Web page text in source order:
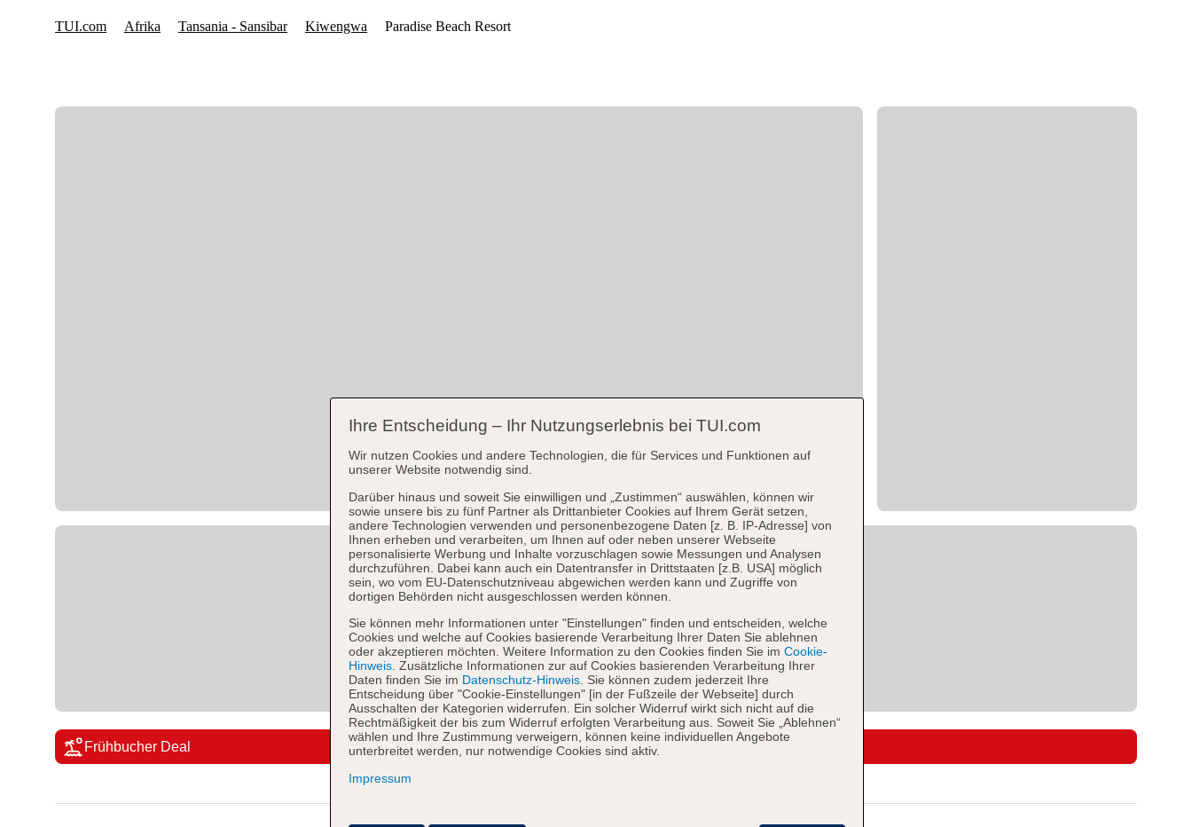
Frühbucher Deal
Ihre Entscheidung – Ihr Nutzungserlebnis bei TUI.com
Wir nutzen Cookies und andere Technologien, die für Services und Funktionen auf
unserer Website notwendig sind.
Darüber hinaus und soweit Sie einwilligen und „Zustimmen“ auswählen, können wir
sowie unsere bis zu fünf Partner als Drittanbieter Cookies auf Ihrem Gerät setzen,
andere Technologien verwenden und personenbezogene Daten [z. B. IP-Adresse] von
Ihnen erheben und verarbeiten, um Ihnen auf oder neben unserer Webseite
personalisierte Werbung und Inhalte vorzuschlagen sowie Messungen und Analysen
durchzuführen. Dabei kann auch ein Datentransfer in Drittstaaten [z.B. USA] möglich
sein, wo vom EU-Datenschutzniveau abgewichen werden kann und Zugriffe von
dortigen Behörden nicht ausgeschlossen werden können.
Sie können mehr Informationen unter "Einstellungen" finden und entscheiden, welche
Cookies und welche auf Cookies basierende Verarbeitung Ihrer Daten Sie ablehnen
oder akzeptieren möchten. Weitere Information zu den Cookies finden Sie im Cookie-
Hinweis . Zusätzliche Informationen zur auf Cookies basierenden Verarbeitung Ihrer
Daten finden Sie im Datenschutz-Hinweis . Sie können zudem jederzeit Ihre
Entscheidung über "Cookie-Einstellungen" [in der Fußzeile der Webseite] durch
Ausschalten der Kategorien widerrufen. Ein solcher Widerruf wirkt sich nicht auf die
Rechtmäßigkeit der bis zum Widerruf erfolgten Verarbeitung aus. Soweit Sie „Ablehnen“
wählen und Ihre Zustimmung verweigern, können keine individuellen Angebote
unterbreitet werden, nur notwendige Cookies sind aktiv.
Impressum